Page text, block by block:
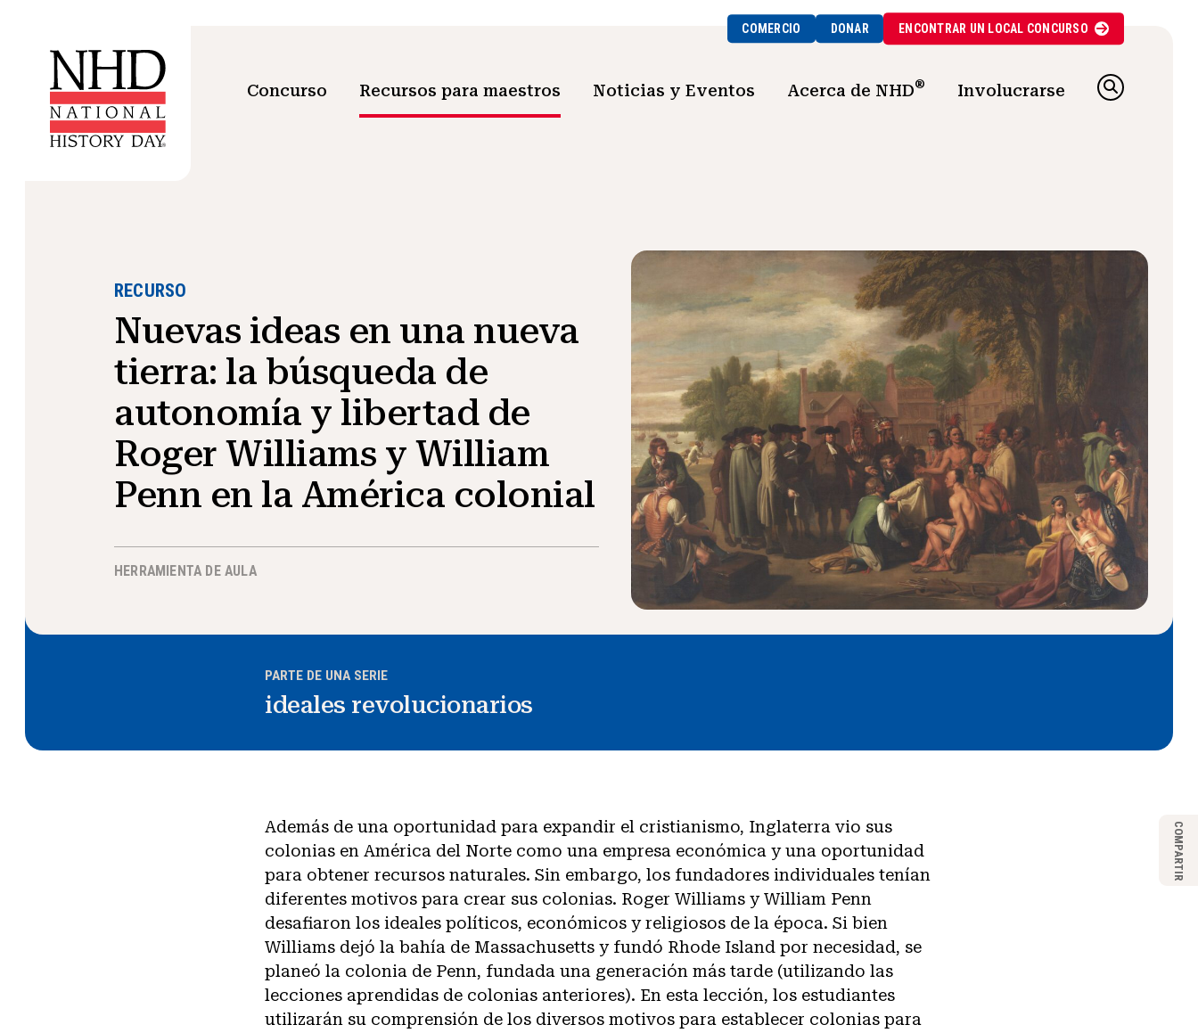
COMERCIO DONAR ENCONTRAR UN LOCAL CONCURSO
Concurso Recursos para maestros Noticias y Eventos Acerca de NHD® Involucrarse
RECURSO
Nuevas ideas en una nueva
tierra: la búsqueda de
autonomía y libertad de
Roger Williams y William
Penn en la América colonial
HERRAMIENTA DE AULA
PARTE DE UNA SERIE
ideales revolucionarios
Además de una oportunidad para expandir el cristianismo, Inglaterra vio sus
colonias en América del Norte como una empresa económica y una oportunidad
para obtener recursos naturales. Sin embargo, los fundadores individuales tenían
diferentes motivos para crear sus colonias. Roger Williams y William Penn
desafiaron los ideales políticos, económicos y religiosos de la época. Si bien
Williams dejó la bahía de Massachusetts y fundó Rhode Island por necesidad, se
planeó la colonia de Penn, fundada una generación más tarde (utilizando las
lecciones aprendidas de colonias anteriores). En esta lección, los estudiantes
utilizarán su comprensión de los diversos motivos para establecer colonias para
COMPARTIR